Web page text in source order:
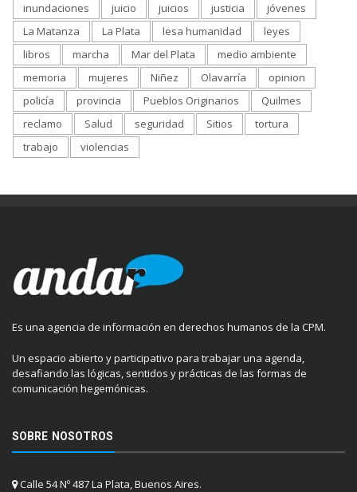
inundaciones
juicio juicios justicia
jóvenes
La Matanza
La Plata lesa humanidad
leyes
libros
marcha Mar del Plata
medio ambiente
memoria
mujeres Niñez Olavarría
opinion
policía
provincia Pueblos Originarios
Quilmes
reclamo
Salud seguridad Sitios
tortura
trabajo
violencias
Es una agencia de información en derechos humanos de la CPM.
Un espacio abierto y participativo para trabajar una agenda,
desafiando las lógicas, sentidos y prácticas de las formas de
comunicación hegemónicas.
SOBRE NOSOTROS
Calle 54 Nº 487 La Plata, Buenos Aires.